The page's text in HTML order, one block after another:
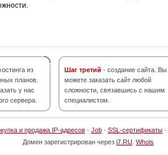
из
планов.
у нас
сервера.
Шаг третий - создание сайта. Вы
можете заказать сайт любой
сложности, связавшись с нашим
специалистом.
и продажа IP-адресов· Job· SSL-сертификаты·
Домен зарегистрирован через i7.RU Whois